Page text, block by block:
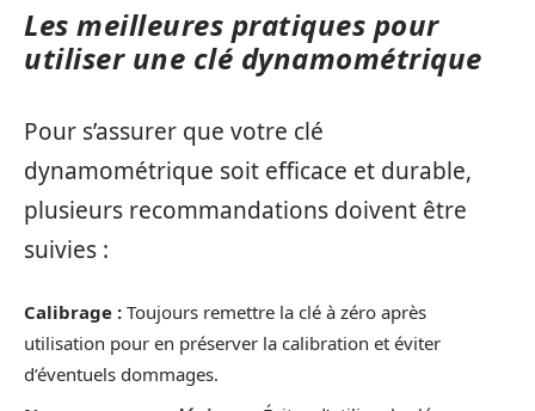
Les meilleures pratiques pour
utiliser une clé dynamométrique
Pour s’assurer que votre clé
dynamométrique soit efficace et durable,
plusieurs recommandations doivent être
suivies :
Calibrage : Toujours remettre la clé à zéro après
utilisation pour en préserver la calibration et éviter
d’éventuels dommages.